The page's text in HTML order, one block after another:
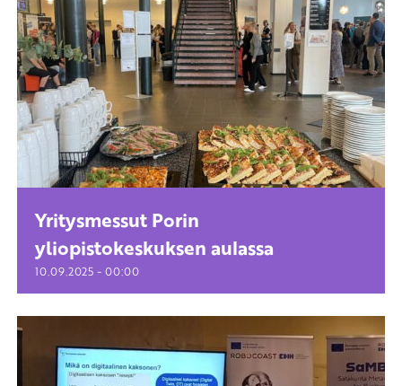
Yritysmessut Porin
yliopistokeskuksen aulassa
10.09.2025 - 00:00